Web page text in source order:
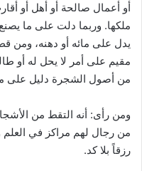
أو أعمال صالحة أو أهل أو
ملكها. وربما دلت على ما
يدل على مائه أو دهنه، ومن
مقيم على أمر لا يحل له أو
من أصول الشجرة دليل
ومن رأى: أنه التقط من
من رجال لهم مراكز في
رزقاً بلا كد.